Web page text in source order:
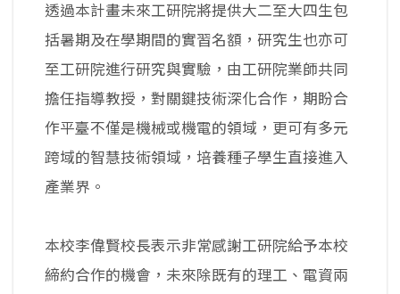
透過本計畫未來工研院將提供大二至大四生包
括暑期及在學期間的實習名額，研究生也亦可
至工研院進行研究與實驗，由工研院業師共同
擔任指導教授，對關鍵技術深化合作，期盼合
作平臺不僅是機械或機電的領域，更可有多元
跨域的智慧技術領域，培養種子學生直接進入
產業界。
本校李偉賢校長表示非常感謝工研院給予本校
締約合作的機會，未來除既有的理工、電資兩